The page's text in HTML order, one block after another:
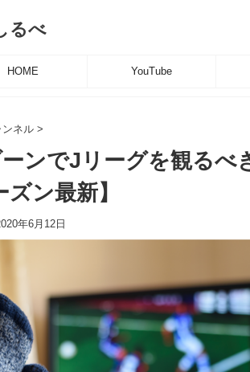
るべ
HOME YouTube
ンネル >
ンでJリーグを観るべ
ズン最新】
年6月12日